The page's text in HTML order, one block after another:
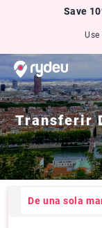
Save
Use
Transferir
De una sola